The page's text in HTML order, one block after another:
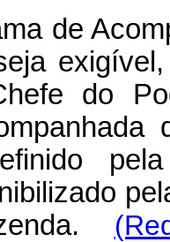
de
do